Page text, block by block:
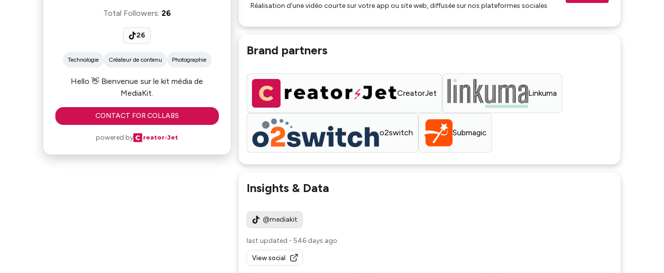
Total Followers: 26
26
Technologie Créateur de contenu Photographie
Hello 👋 Bienvenue sur le kit média de
MediaKit.
CONTACT FOR COLLABS
powered by
Réalisation d'une vidéo courte sur votre app ou site web, diffusée sur nos plateformes sociales
Brand partners
CreatorJet Linkuma
o2switch Submagic
Insights & Data
@mediakit
last updated - 546 days ago
View social